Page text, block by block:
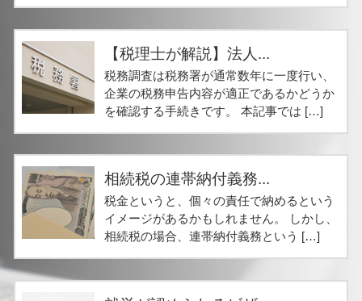
【税理士が解説】法人...
税務調査は税務署が通常数年に一度行い、
企業の税務申告内容が適正であるかどうか
を確認する手続きです。 本記事では […]
相続税の連帯納付義務...
税金というと、個々の責任で納めるという
イメージがあるかもしれません。 しかし、
相続税の場合、連帯納付義務という […]